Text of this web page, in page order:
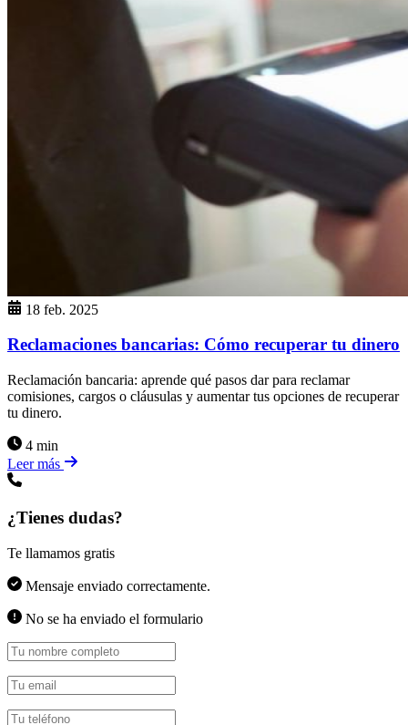
18 feb. 2025
Reclamaciones bancarias: Cómo recuperar tu dinero
Reclamación bancaria: aprende qué pasos dar para reclamar
comisiones, cargos o cláusulas y aumentar tus opciones de recuperar
tu dinero.
4 min
Leer más
¿Tienes dudas?
Te llamamos gratis
Mensaje enviado correctamente.
No se ha enviado el formulario